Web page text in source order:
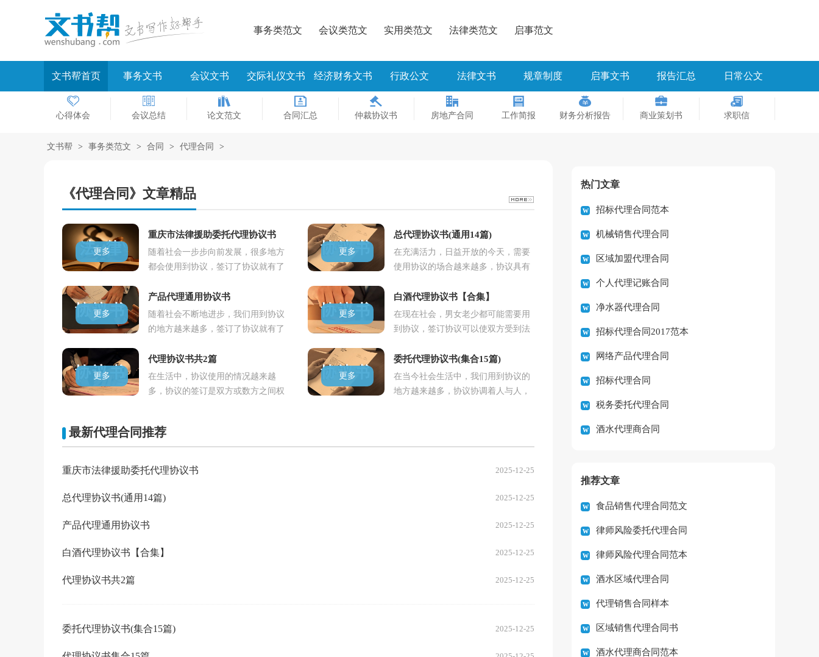
事务类范文 会议类范文 实用类范文 法律类范文 启事范文
文书帮首页 事务文书 会议文书 交际礼仪文书 经济财务文书 行政公文 法律文书 规章制度 启事文书 报告汇总 日常公文
心得体会 会议总结 论文范文 合同汇总 仲裁协议书 房地产合同 工作简报 财务分析报告 商业策划书 求职信
文书帮 > 事务类范文 > 合同 > 代理合同 >
《代理合同》文章精品
重庆市法律援助委托代理协议书
随着社会一步步向前发展，很多地方
都会使用到协议，签订了协议就有了
的吧..
更多
总代理协议书(通用14篇)
在充满活力，日益开放的今天，需要
使用协议的场合越来越多，协议具有
写协..
更多
产品代理通用协议书
随着社会不断地进步，我们用到协议
的地方越来越多，签订了协议就有了
以下..
更多
白酒代理协议书【合集】
在现在社会，男女老少都可能需要用
到协议，签订协议可以使双方受到法
协议..
更多
代理协议书共2篇
在生活中，协议使用的情况越来越
多，协议的签订是双方或数方之间权
更多
委托代理协议书(集合15篇)
在当今社会生活中，我们用到协议的
地方越来越多，协议协调着人与人，
更多
最新代理合同推荐
重庆市法律援助委托代理协议书 2025-12-25
总代理协议书(通用14篇) 2025-12-25
产品代理通用协议书 2025-12-25
白酒代理协议书【合集】 2025-12-25
代理协议书共2篇 2025-12-25
委托代理协议书(集合15篇) 2025-12-25
热门文章
招标代理合同范本
机械销售代理合同
区域加盟代理合同
个人代理记账合同
净水器代理合同
招标代理合同2017范本
网络产品代理合同
招标代理合同
税务委托代理合同
酒水代理商合同
推荐文章
食品销售代理合同范文
律师风险委托代理合同
律师风险代理合同范本
酒水区域代理合同
代理销售合同样本
区域销售代理合同书
酒水代理商合同范本